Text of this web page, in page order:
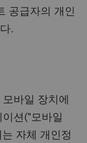
공급자의 개인
.
바일 장치에
션("모바일
자체 개인정